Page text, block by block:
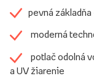
pevná základňa
moderná
potlač odolná
a UV žiarenie